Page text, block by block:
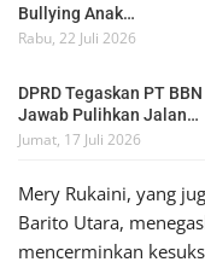
Bullying Anak…
Rabu, 22 Juli 2026
DPRD Tegaskan PT
Jawab Pulihkan Jalan…
Jumat, 17 Juli 2026
Mery Rukaini, yang
Barito Utara,
mencerminkan